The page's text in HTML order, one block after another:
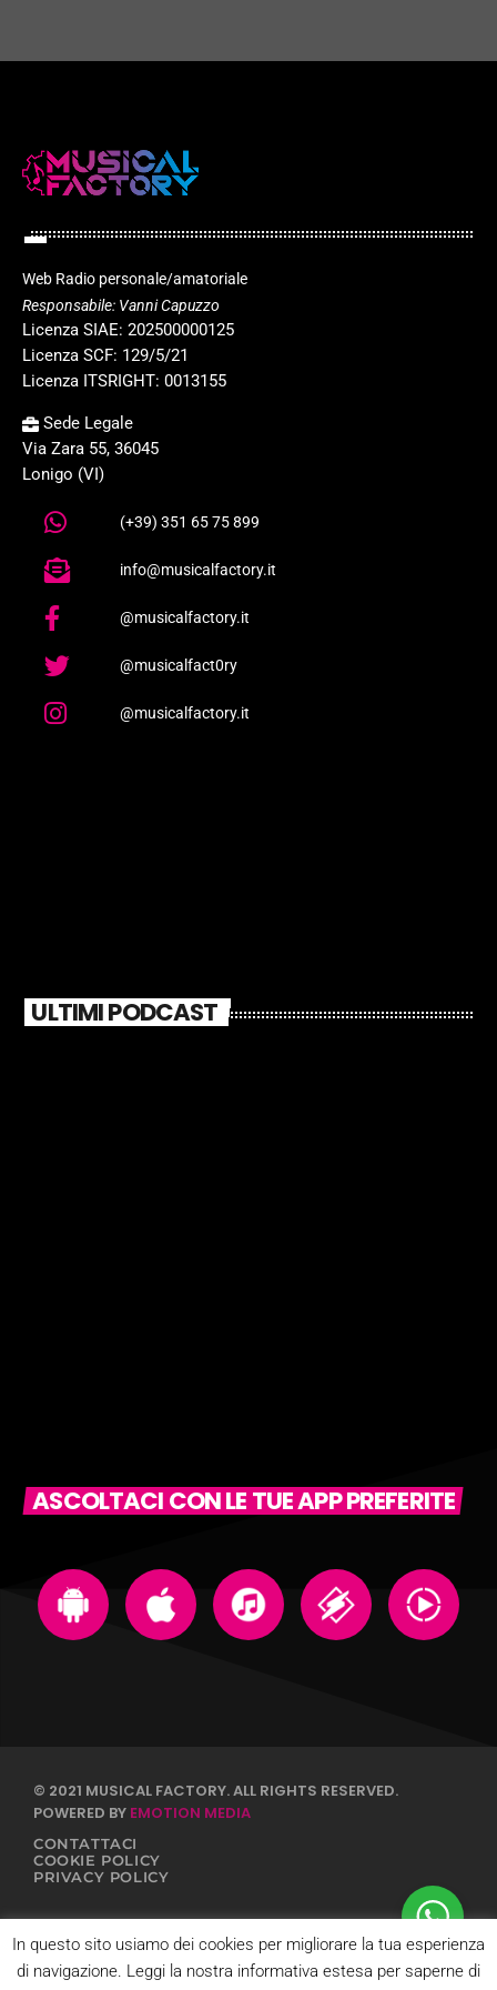
Web Radio personale/amatoriale
Responsabile: Vanni Capuzzo
Licenza SIAE: 202500000125
Licenza SCF: 129/5/21
Licenza ITSRIGHT: 0013155
Sede Legale
Via Zara 55, 36045
Lonigo (VI)
(+39) 351 65 75 899
info@musicalfactory.it
@musicalfactory.it
@musicalfact0ry
@musicalfactory.it
ULTIMI PODCAST
ASCOLTACI CON LE TUE APP PREFERITE
© 2021 MUSICAL FACTORY. ALL RIGHTS RESERVED.
POWERED BY EMOTION MEDIA
CONTATTACI
COOKIE POLICY
PRIVACY POLICY
In questo sito usiamo dei cookies per migliorare la tua esperienza
di navigazione. Leggi la nostra informativa estesa per saperne di